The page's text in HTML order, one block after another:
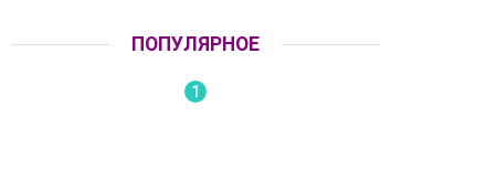
ПОПУЛЯРНОЕ